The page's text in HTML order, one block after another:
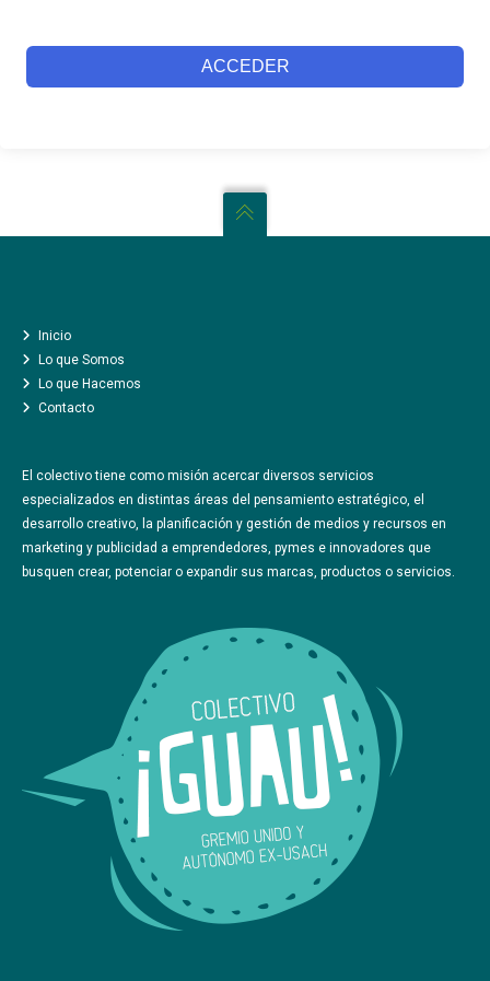
ACCEDER
Inicio
Lo que Somos
Lo que Hacemos
Contacto
El colectivo tiene como misión acercar diversos servicios
especializados en distintas áreas del pensamiento estratégico, el
desarrollo creativo, la planificación y gestión de medios y recursos en
marketing y publicidad a emprendedores, pymes e innovadores que
busquen crear, potenciar o expandir sus marcas, productos o servicios.
LO QUE SOMOS
CÓMO TE AYUDAMOS
COLABORADORES Y COMPAÑEROS